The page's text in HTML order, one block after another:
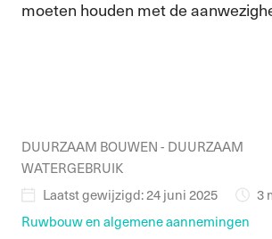
moeten houden met de
DUURZAAM BOUWEN - DUURZAAM
WATERGEBRUIK
Laatst gewijzigd: 24 juni 2025
3
Ruwbouw en algemene aannemingen